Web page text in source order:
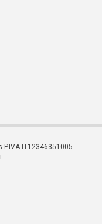
IT12346351005.